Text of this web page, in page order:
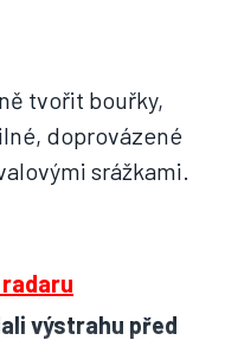
tvořit bouřky,
doprovázené
srážkami.
výstrahu před